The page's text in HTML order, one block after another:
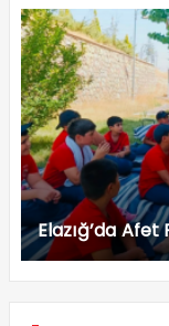
Elazığ’da Afet